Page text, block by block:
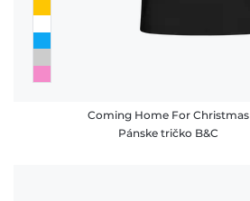
Coming Home For Christmas
Pánske tričko B&C